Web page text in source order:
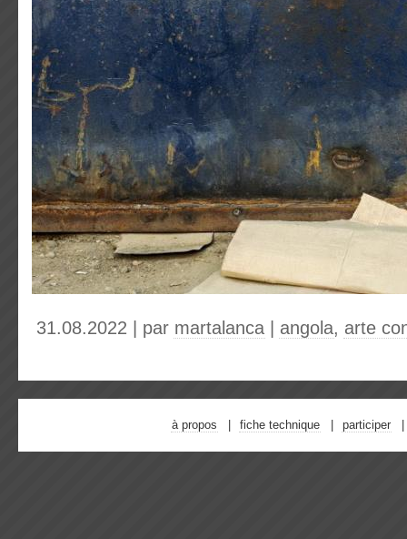
31.08.2022 | par martalanca angola, arte
à propos fiche technique participer